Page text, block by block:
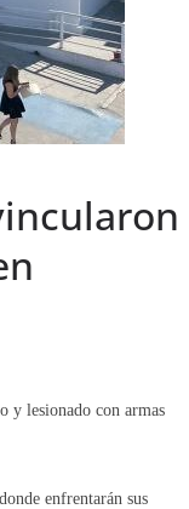
y lesionado con armas
enfrentarán sus